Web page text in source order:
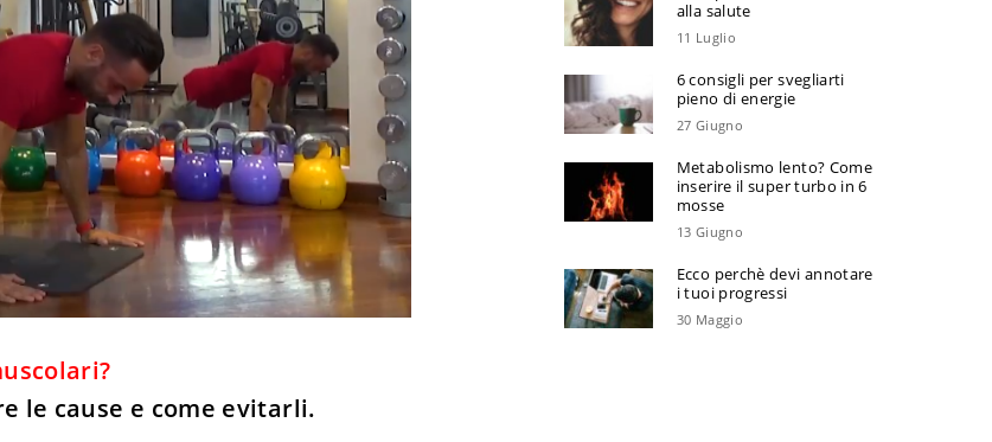
le cause e come evitarli.
alla salute
11 Luglio
6 consigli per svegliarti
pieno di energie
27 Giugno
Metabolismo lento? Come
inserire il super turbo in 6
mosse
13 Giugno
Ecco perchè devi annotare
i tuoi progressi
30 Maggio